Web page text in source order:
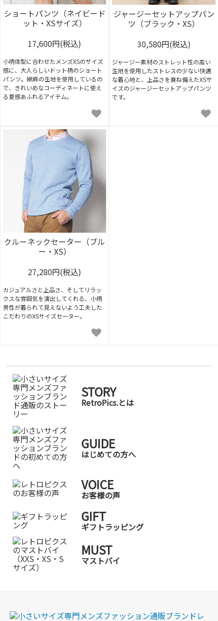
ショートパンツ（ネイビード
ット・XSサイズ）
17,600円(税込)
小柄体型に合わせたメンズXSのサイズ
感に、大人らしいドット柄のショート
パンツ。綿麻の生地を使用しているの
で、きれいめなコーディネートに使え
る夏感あふれるアイテム。
ジャージーセットアップパン
ツ（ブラック・XS）
30,580円(税込)
ジャージー素材のストレット性の高い
生地を使用したストレスの少ない快適
な着心地と、上品さを兼ね備えたXSサ
イズのジャージーセットアップパンツ
です。
クルーネックセーター（ブル
ー・XS）
27,280円(税込)
カジュアルさと上品さ、そしてリラッ
クスな雰囲気を演出してくれる、小柄
男性が着られて見えないよう工夫した
こだわりのXSサイズセーター。
STORY
RetroPics.とは
GUIDE
はじめての方へ
VOICE
お客様の声
GIFT
ギフトラッピング
MUST
マストバイ